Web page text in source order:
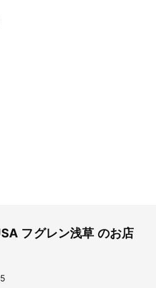
フグレン浅草 のお店